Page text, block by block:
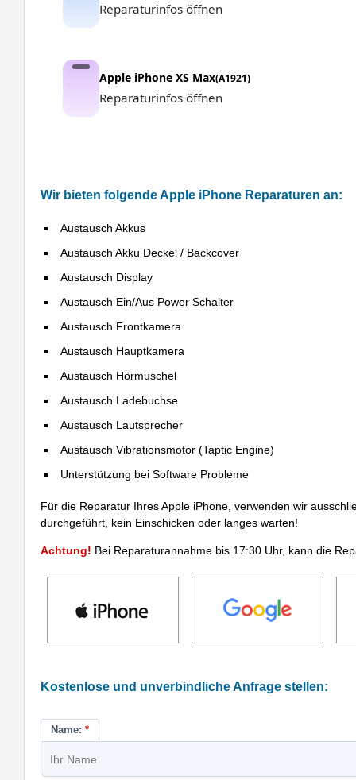
Reparaturinfos öffnen
Apple iPhone XS Max(A1921)
Reparaturinfos öffnen
Wir bieten folgende Apple iPhone Reparaturen an:
Austausch Akkus
Austausch Akku Deckel / Backcover
Austausch Display
Austausch Ein/Aus Power Schalter
Austausch Frontkamera
Austausch Hauptkamera
Austausch Hörmuschel
Austausch Ladebuchse
Austausch Lautsprecher
Austausch Vibrationsmotor (Taptic Engine)
Unterstützung bei Software Probleme
Für die Reparatur Ihres Apple iPhone, verwenden wir
durchgeführt, kein Einschicken oder langes warten!
Achtung! Bei Reparaturannahme bis 17:30 Uhr, kann die
Kostenlose und unverbindliche Anfrage stellen:
Name: *